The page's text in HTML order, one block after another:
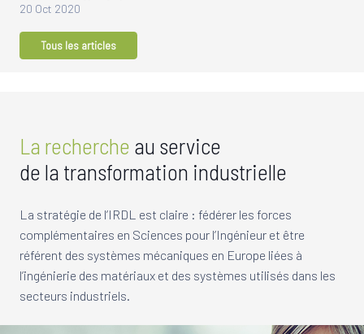
20 Oct 2020
Tous les articles
La recherche au service
de la transformation industrielle
La stratégie de l’IRDL est claire : fédérer les forces
complémentaires en Sciences pour l’Ingénieur et être
référent des systèmes mécaniques en Europe liées à
l’ingénierie des matériaux et des systèmes utilisés dans les
secteurs industriels.